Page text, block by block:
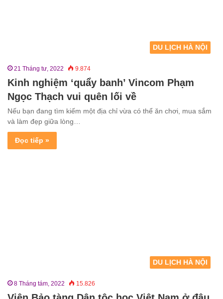
DU LỊCH HÀ NỘI
21 Tháng tư, 2022 9.874
Kinh nghiệm ‘quẩy banh’ Vincom Phạm
Ngọc Thạch vui quên lối về
Nếu bạn đang tìm kiếm một địa chỉ vừa có thể ăn chơi, mua sắm
và làm đẹp giữa lòng…
Đọc tiếp »
DU LỊCH HÀ NỘI
8 Tháng tám, 2022 15.826